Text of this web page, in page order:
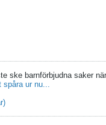
ske barnförbjudna saker
spåra ur nu...